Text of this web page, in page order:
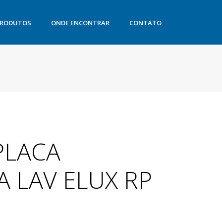
ONDE ENCONTRAR CONTATO
LAV ELUX RP